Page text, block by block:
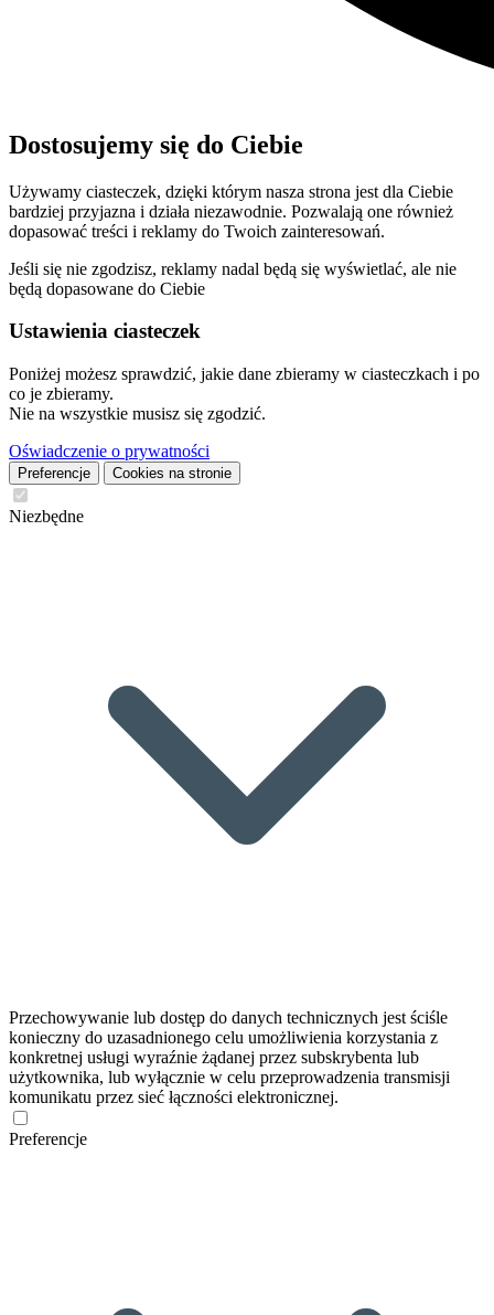
Dostosujemy się do Ciebie
Używamy ciasteczek, dzięki którym nasza strona jest dla Ciebie
bardziej przyjazna i działa niezawodnie. Pozwalają one również
dopasować treści i reklamy do Twoich zainteresowań.
Jeśli się nie zgodzisz, reklamy nadal będą się wyświetlać, ale nie
będą dopasowane do Ciebie
Ustawienia ciasteczek
Poniżej możesz sprawdzić, jakie dane zbieramy w ciasteczkach i po
co je zbieramy.
Nie na wszystkie musisz się zgodzić.
Oświadczenie o prywatności
Preferencje Cookies na stronie
Niezbędne
Przechowywanie lub dostęp do danych technicznych jest ściśle
konieczny do uzasadnionego celu umożliwienia korzystania z
konkretnej usługi wyraźnie żądanej przez subskrybenta lub
użytkownika, lub wyłącznie w celu przeprowadzenia transmisji
komunikatu przez sieć łączności elektronicznej.
Preferencje